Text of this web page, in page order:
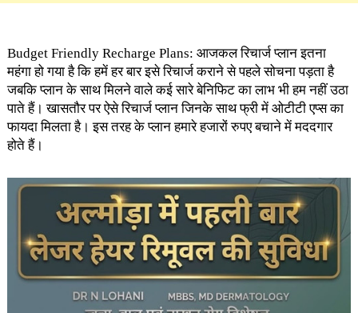
Budget Friendly Recharge Plans: आजकल रिचार्ज प्लान इतना
महंगा हो गया है कि हमें हर बार इसे रिचार्ज कराने से पहले सोचना पड़ता है
जबकि प्लान के साथ मिलने वाले कई सारे बेनिफिट का लाभ भी हम नहीं उठा
पाते हैं। खासतौर पर ऐसे रिचार्ज प्लान जिनके साथ फ्री में ओटीटी एप्स का
फायदा मिलता है। इस तरह के प्लान हमारे हजारों रुपए बचाने में मददगार
होते हैं।